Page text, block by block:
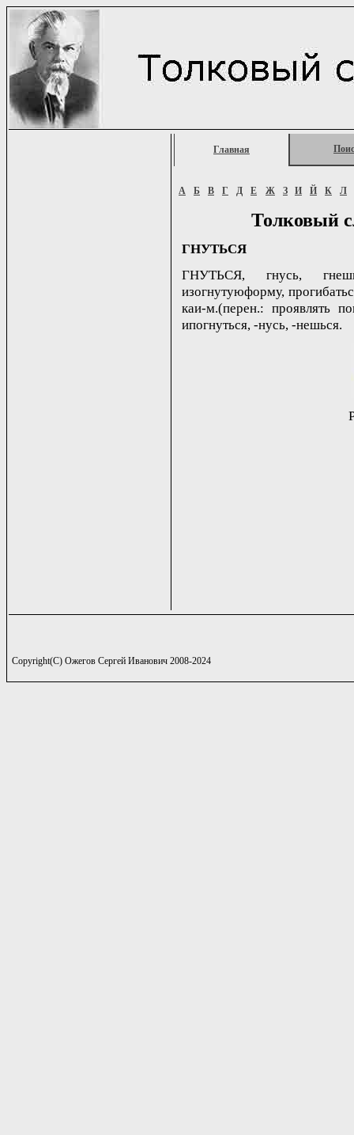
Главная
А Б В Г Д Е Ж З И Й К Л
Толковый
ГНУТЬСЯ
ГНУТЬСЯ, гнусь,
изогнутуюформу,
каи-м.(перен.: проявлять
ипогнуться, -нусь, -нешься.
Copyright(C) Ожегов Сергей Иванович 2008-2024